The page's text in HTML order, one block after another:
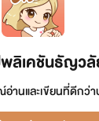
พลิเคชันธัญว
อ่านและเขียนที่ดีกว่
ทีมงานจะได้ดำเนินการในทั
เติม) พ.ศ.2558